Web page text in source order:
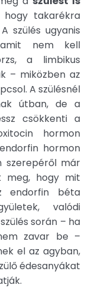
hogy takarékra
szülés ugyanis
nem kell
a limbikus
– miközben az
A szülésnél
útban, de a
csökkenti a
hormon
hormon
szerepéről már
meg, hogy mit
endorfin béta
valódi
során – ha
zavar be –
el az agyban,
édesanyákat